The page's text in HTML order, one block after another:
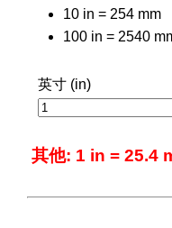
10 in = 254 mm
100 in = 2540
英寸 (in)
其他: 1 in = 25.4